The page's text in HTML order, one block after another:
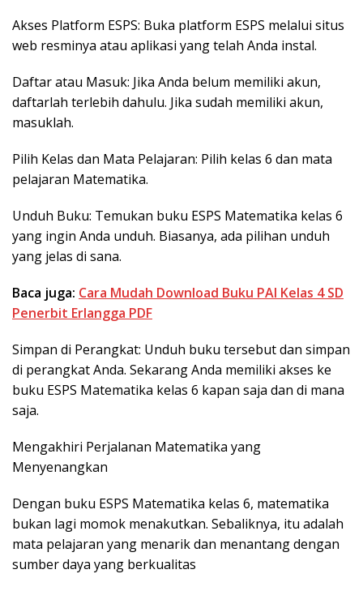
Akses Platform ESPS: Buka platform ESPS melalui situs
web resminya atau aplikasi yang telah Anda instal.
Daftar atau Masuk: Jika Anda belum memiliki akun,
daftarlah terlebih dahulu. Jika sudah memiliki akun,
masuklah.
Pilih Kelas dan Mata Pelajaran: Pilih kelas 6 dan mata
pelajaran Matematika.
Unduh Buku: Temukan buku ESPS Matematika kelas 6
yang ingin Anda unduh. Biasanya, ada pilihan unduh
yang jelas di sana.
Baca juga: Cara Mudah Download Buku PAI Kelas 4 SD
Penerbit Erlangga PDF
Simpan di Perangkat: Unduh buku tersebut dan simpan
di perangkat Anda. Sekarang Anda memiliki akses ke
buku ESPS Matematika kelas 6 kapan saja dan di mana
saja.
Mengakhiri Perjalanan Matematika yang
Menyenangkan
Dengan buku ESPS Matematika kelas 6, matematika
bukan lagi momok menakutkan. Sebaliknya, itu adalah
mata pelajaran yang menarik dan menantang dengan
sumber daya yang berkualitas